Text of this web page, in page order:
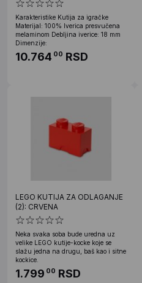
Karakteristike Kutija za igračke
Materijal: 100% Iverica presvučena
melaminom Debljina iverice: 18 mm
Dimenzije:
10.764 00 RSD
LEGO KUTIJA ZA ODLAGANJE
(2): CRVENA
Neka svaka soba bude uredna uz
velike LEGO kutije-kocke koje se
slažu jedna na drugu, baš kao i sitne
kockice.
1.799 00 RSD